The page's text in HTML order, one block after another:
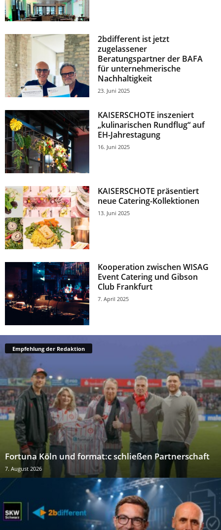
2bdifferent ist jetzt
zugelassener
Beratungspartner der BAFA
für unternehmerische
Nachhaltigkeit
23. Juni 2025
KAISERSCHOTE inszeniert
„kulinarischen Rundflug“ auf
EH-Jahrestagung
16. Juni 2025
KAISERSCHOTE präsentiert
neue Catering-Kollektionen
13. Juni 2025
Kooperation zwischen WISAG
Event Catering und Gibson
Club Frankfurt
7. April 2025
Empfehlung der Redaktion
Fortuna Köln und format:c schließen Partnerschaft
7. August 2026